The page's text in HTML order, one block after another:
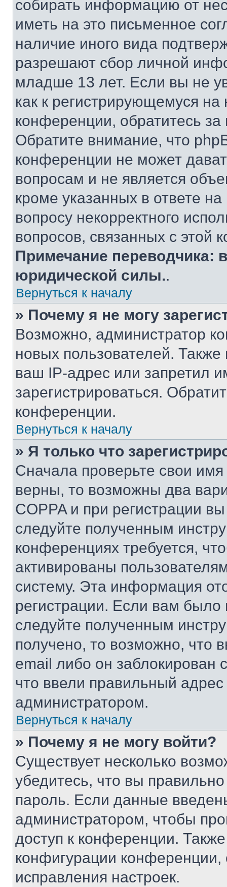
собирать информацию от
иметь на это письменное
наличие иного вида
разрешают сбор личной
младше 13 лет. Если вы не
как к регистрирующемуся
конференции, обратитесь
Обратите внимание, что
конференции не может
вопросам и не является
кроме указанных в ответе
вопросу некорректного
вопросов, связанных с этой
Примечание переводчика:
юридической силы..
Вернуться к началу
» Почему я не могу
Возможно, администратор
новых пользователей.
ваш IP-адрес или запретил
зарегистрироваться.
конференции.
Вернуться к началу
» Я только что
Сначала проверьте свои
верны, то возможны два
COPPA и при регистрации
следуйте полученным
конференциях требуется,
активированы
систему. Эта информация
регистрации. Если вам
следуйте полученным
получено, то возможно, что
email либо он
что ввели правильный адрес
администратором.
Вернуться к началу
» Почему я не могу войти?
Существует несколько
убедитесь, что вы
пароль. Если данные
администратором, чтобы
доступ к конференции.
конфигурации
исправления настроек.